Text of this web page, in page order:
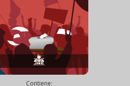
Contiene: